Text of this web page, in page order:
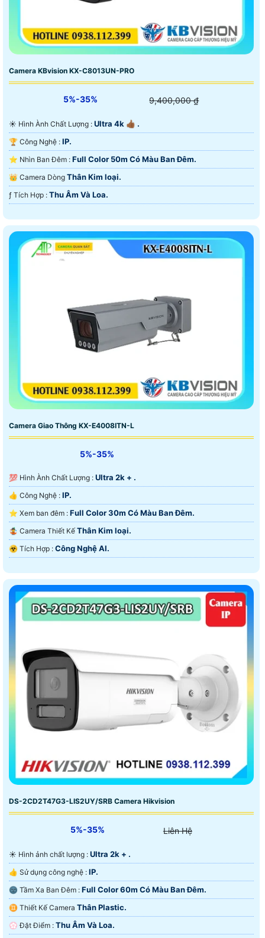
Camera KBvision KX-C8013UN-PRO
5%-35% 9,400,000 ₫
☀️ Hình Ành Chất Lượng : Ultra 4k 👍🏾 .
🏆 Công Nghệ : IP.
⭐ Nhìn Ban Đêm : Full Color 50m Có Màu Ban Ðêm.
👑 Camera Dòng Thân Kim loại.
️ƒ Tích Hợp : Thu Âm Và Loa.
Camera Giao Thông KX-E4008ITN-L
5%-35%
💯 Hình Ành Chất Lượng : Ultra 2k + .
👍 Công Nghệ : IP.
⭐ Xem ban đêm : Full Color 30m Có Màu Ban Ðêm.
🤹 Camera Thiết Kế Thân Kim loại.
️☣️ Tích Hợp : Công Nghệ AI.
DS-2CD2T47G3-LIS2UY/SRB Camera Hikvision
5%-35% Liên Hệ
☀️ Hình ảnh chất lượng : Ultra 2k + .
👍 Sử dụng công nghệ : IP.
🌚 Tầm Xa Ban Đêm : Full Color 60m Có Màu Ban Ðêm.
♊ Thiết Kế Camera Thân Plastic.
️💮 Đặt Điểm : Thu Âm Và Loa.